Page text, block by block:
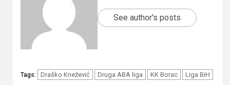
See author's posts
Tags: Draško Knežević Druga ABA liga KK Borac Liga BiH